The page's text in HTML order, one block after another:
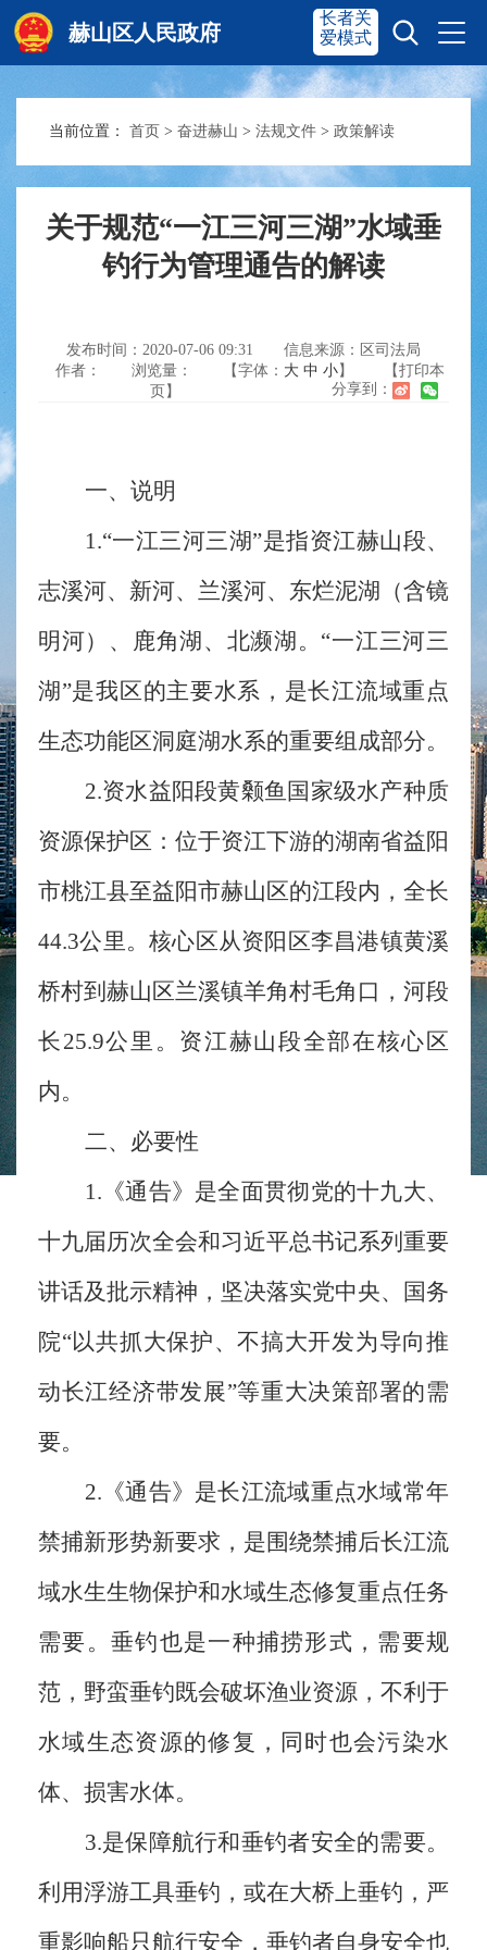
赫山区人民政府
赫山首页 奋进赫山
政务要闻 多彩资湘
互动交流
长者关
爱模式
当前位置： 首页 > 奋进赫山 > 法规文件 > 政策解读
关于规范“一江三河三湖”水域垂
钓行为管理通告的解读
发布时间：2020-07-06 09:31
信息来源：区司法局
作者：
浏览量： 【字体： 大 中 小】
【打印本
页】
分享到：
一、说明
1.“一江三河三湖”是指资江赫山段、
志溪河、新河、兰溪河、东烂泥湖（含镜
明河）、鹿角湖、北濒湖。“一江三河三
湖”是我区的主要水系，是长江流域重点
生态功能区洞庭湖水系的重要组成部分。
2.资水益阳段黄颡鱼国家级水产种质
资源保护区：位于资江下游的湖南省益阳
市桃江县至益阳市赫山区的江段内，全长
44.3公里。核心区从资阳区李昌港镇黄溪
桥村到赫山区兰溪镇羊角村毛角口，河段
长25.9公里。资江赫山段全部在核心区
内。
二、必要性
1.《通告》是全面贯彻党的十九大、
十九届历次全会和习近平总书记系列重要
讲话及批示精神，坚决落实党中央、国务
院“以共抓大保护、不搞大开发为导向推
动长江经济带发展”等重大决策部署的需
要。
2.《通告》是长江流域重点水域常年
禁捕新形势新要求，是围绕禁捕后长江流
域水生生物保护和水域生态修复重点任务
需要。垂钓也是一种捕捞形式，需要规
范，野蛮垂钓既会破坏渔业资源，不利于
水域生态资源的修复，同时也会污染水
体、损害水体。
3.是保障航行和垂钓者安全的需要。
利用浮游工具垂钓，或在大桥上垂钓，严
重影响船只航行安全，垂钓者自身安全也